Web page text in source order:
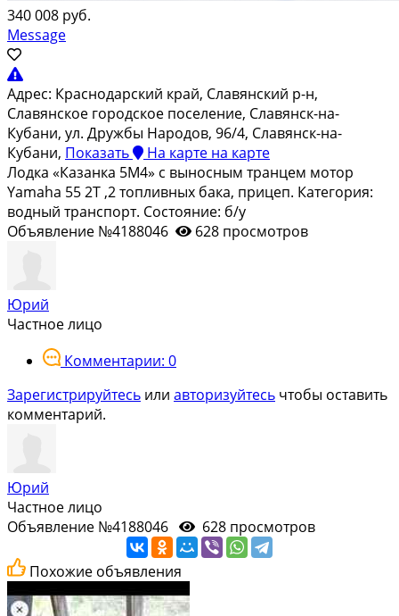
340 008 руб.
Message
Адрес: Краснодарский край, Славянский р-н,
Славянское городское поселение, Славянск-на-
Кубани, ул. Дружбы Народов, 96/4, Славянск-на-
Кубани, Показать На карте на карте
Лодка «Казанка 5М4» с выносным транцем мотор
Yamaha 55 2T ,2 топливных бака, прицеп. Категория:
водный транспорт. Состояние: б/у
Объявление №4188046
628 просмотров
Юрий
Частное лицо
Комментарии: 0
Зарегистрируйтесь или авторизуйтесь чтобы оставить
комментарий.
Юрий
Частное лицо
Объявление №4188046
628 просмотров
Похожие объявления